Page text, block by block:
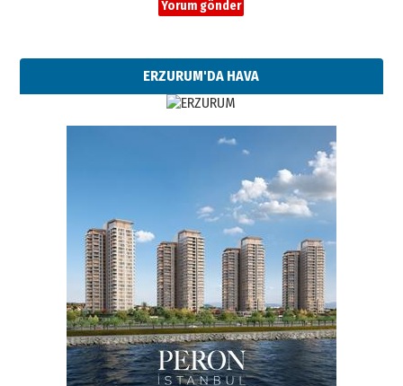
ERZURUM'DA HAVA